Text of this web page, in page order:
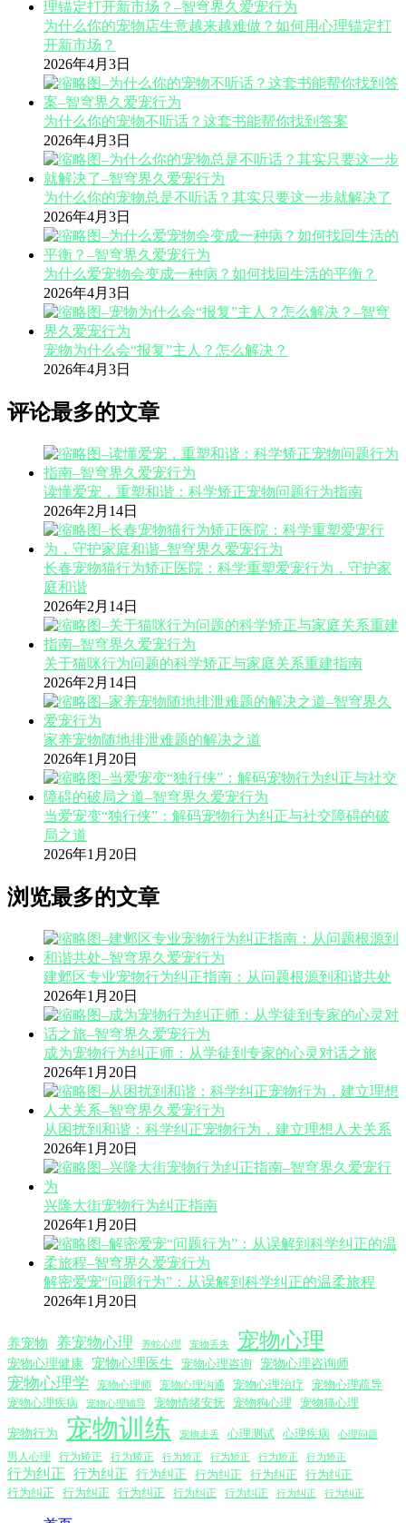
为什么你的宠物店生意越来越难做？如何用心理锚定打
开新市场？
2026年4月3日
为什么你的宠物不听话？这套书能帮你找到答案
2026年4月3日
为什么你的宠物总是不听话？其实只要这一步就解决了
2026年4月3日
为什么爱宠物会变成一种病？如何找回生活的平衡？
2026年4月3日
宠物为什么会“报复”主人？怎么解决？
2026年4月3日
评论最多的文章
读懂爱宠，重塑和谐：科学矫正宠物问题行为指南
2026年2月14日
长春宠物猫行为矫正医院：科学重塑爱宠行为，守护家
庭和谐
2026年2月14日
关于猫咪行为问题的科学矫正与家庭关系重建指南
2026年2月14日
家养宠物随地排泄难题的解决之道
2026年1月20日
当爱宠变“独行侠”：解码宠物行为纠正与社交障碍的破
局之道
2026年1月20日
浏览最多的文章
建邺区专业宠物行为纠正指南：从问题根源到和谐共处
2026年1月20日
成为宠物行为纠正师：从学徒到专家的心灵对话之旅
2026年1月20日
从困扰到和谐：科学纠正宠物行为，建立理想人犬关系
2026年1月20日
兴隆大街宠物行为纠正指南
2026年1月20日
解密爱宠“问题行为”：从误解到科学纠正的温柔旅程
2026年1月20日
养宠物 养宠物心理 养蛇心理 宠物丢失 宠物心理
宠物心理健康 宠物心理医生 宠物心理咨询 宠物心理咨询师
宠物心理学 宠物心理师 宠物心理沟通 宠物心理治疗
宠物心理疏导
宠物心理疾病
宠物心理辅导 宠物情绪安抚 宠物狗心理 宠物猫心理
宠物行为 宠物训练 宠物走丢 心理测试 心理疾病 心理问题
男人心理 行为矫正 行为矫正 行为矫正 行为矫正 行为矫正 行为矫正
行为纠正 行为纠正 行为纠正 行为纠正 行为纠正
行为纠正
行为纠正
行为纠正 行为纠正 行为纠正 行为纠正 行为纠正 行为纠正